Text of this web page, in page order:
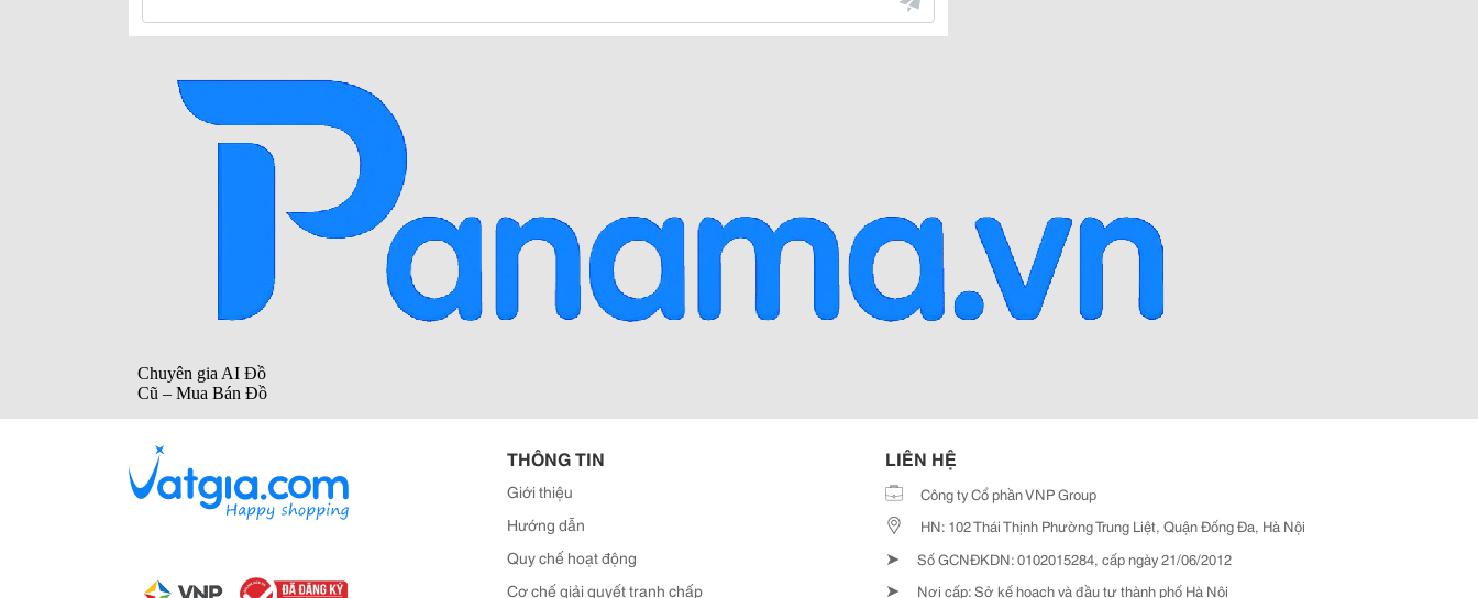
THÔNG TIN
Giới thiệu
Hướng dẫn
Quy chế hoạt động
Cơ chế giải quyết tranh chấp
LIÊN HỆ
Công ty Cổ phần VNP Group
HN: 102 Thái Thịnh Phường Trung Liệt, Quận Đống Đa, Hà Nội
➤ Số GCNĐKDN: 0102015284, cấp ngày 21/06/2012
➤ Nơi cấp: Sở kế hoạch và đầu tư thành phố Hà Nội